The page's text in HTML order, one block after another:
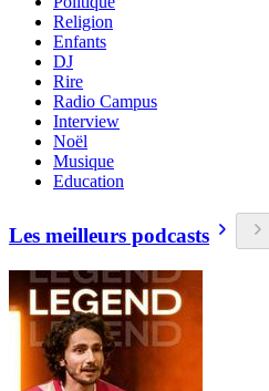
Religion
Enfants
DJ
Rire
Radio Campus
Interview
Noël
Musique
Education
Les meilleurs podcasts